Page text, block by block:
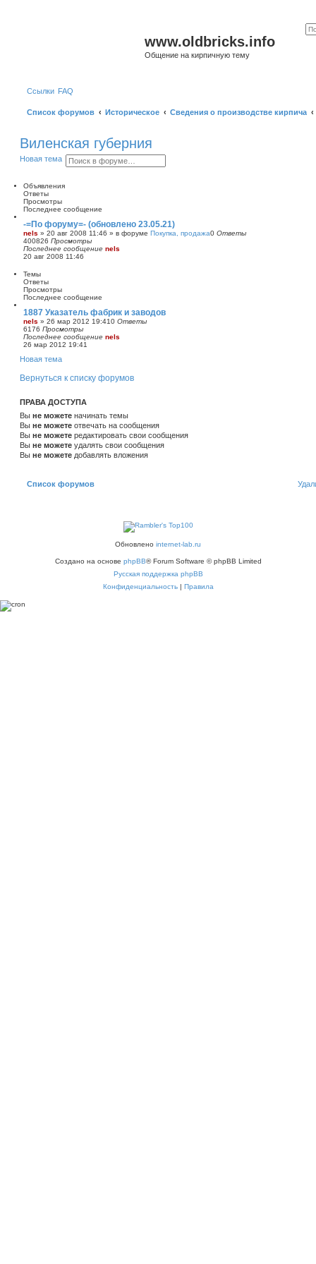
www.oldbricks.info
Общение на кирпичную тему
Ссылки FAQ
Список форумов Историческое Сведения о производстве кирпича
Виленская губерния
Новая тема П
о
Р
а
е
н
ы
й
п
о
Объявления
Ответы
Просмотры
Последнее сообщение
-=По форуму=- (обновлено 23.05.21)
nels » 20 авг 2008 11:46 » в форуме Покупка, продажа0 Ответы
400826 Просмотры
Последнее сообщение nels
20 авг 2008 11:46
Темы
Ответы
Просмотры
Последнее сообщение
1887 Указатель фабрик и заводов
nels » 26 мар 2012 19:410 Ответы
6176 Просмотры
Последнее сообщение nels
26 мар 2012 19:41
Новая тема
Вернуться к списку форумов
ПРАВА ДОСТУПА
Вы не можете начинать темы
Вы не можете отвечать на сообщения
Вы не можете редактировать свои сообщения
Вы не можете удалять свои сообщения
Вы не можете добавлять вложения
Список форумов
Обновлено internet-lab.ru
Создано на основе phpBB® Forum Software © phpBB Limited
Русская поддержка phpBB
Конфиденциальность| Правила